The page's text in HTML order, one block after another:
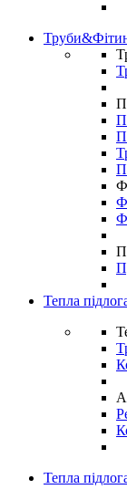
Тепла
Тепла